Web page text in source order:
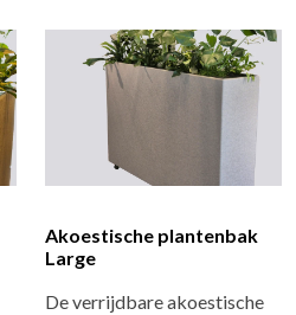
Akoestische plantenbak
Large
De verrijdbare akoestische